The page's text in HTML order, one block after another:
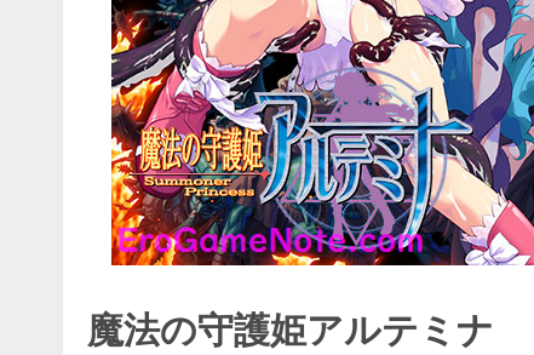
魔法の守護姫アルテミナ